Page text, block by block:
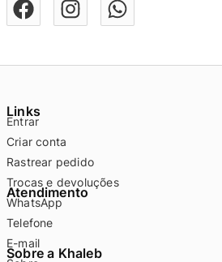
Links
Entrar
Criar conta
Rastrear pedido
Trocas e devoluções
Atendimento
WhatsApp
Telefone
E-mail
Sobre a Khaleb